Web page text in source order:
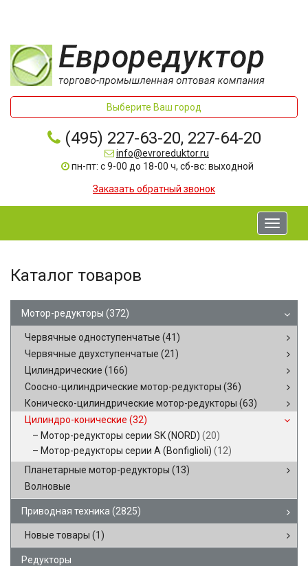
Выберите Ваш город
(495) 227-63-20, 227-64-20
info@evroreduktor.ru
пн-пт: с 9-00 до 18-00 ч, сб-вс: выходной
Заказать обратный звонок
Toggle
Каталог товаров
Мотор-редукторы (372)
Червячные одноступенчатые (41)
Червячные двухступенчатые (21)
Цилиндрические (166)
Соосно-цилиндрические мотор-редукторы (36)
Коническо-цилиндрические мотор-редукторы (63)
Цилиндро-конические (32)
Мотор-редукторы серии SK (NORD) (20)
Мотор-редукторы серии A (Bonfiglioli) (12)
Планетарные мотор-редукторы (13)
Волновые
Приводная техника (2825)
Новые товары (1)
Редукторы